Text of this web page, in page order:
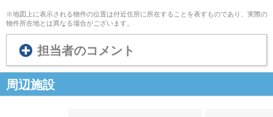
※地図上に表示される物件の位置は付近住所に所在することを表すものであり、実際の
物件所在地とは異なる場合がございます。
担当者のコメント
周辺施設